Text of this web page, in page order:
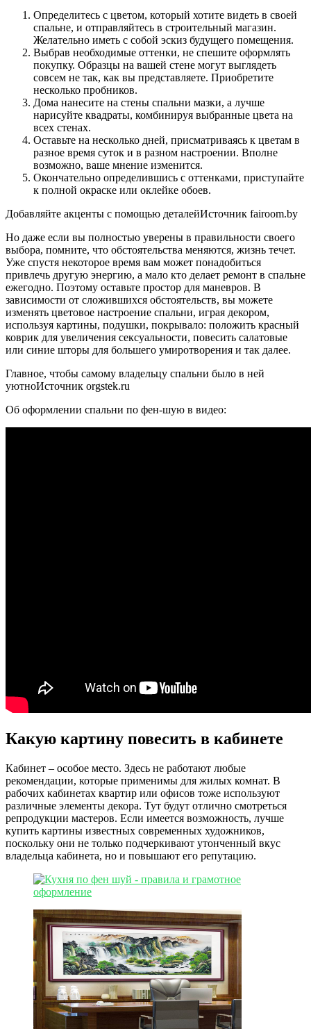
Определитесь с цветом, который хотите видеть в своей
спальне, и отправляйтесь в строительный магазин.
Желательно иметь с собой эскиз будущего помещения.
Выбрав необходимые оттенки, не спешите оформлять
покупку. Образцы на вашей стене могут выглядеть
совсем не так, как вы представляете. Приобретите
несколько пробников.
Дома нанесите на стены спальни мазки, а лучше
нарисуйте квадраты, комбинируя выбранные цвета на
всех стенах.
Оставьте на несколько дней, присматриваясь к цветам в
разное время суток и в разном настроении. Вполне
возможно, ваше мнение изменится.
Окончательно определившись с оттенками, приступайте
к полной окраске или оклейке обоев.
Добавляйте акценты с помощью деталейИсточник fairoom.by
Но даже если вы полностью уверены в правильности своего
выбора, помните, что обстоятельства меняются, жизнь течет.
Уже спустя некоторое время вам может понадобиться
привлечь другую энергию, а мало кто делает ремонт в спальне
ежегодно. Поэтому оставьте простор для маневров. В
зависимости от сложившихся обстоятельств, вы можете
изменять цветовое настроение спальни, играя декором,
используя картины, подушки, покрывало: положить красный
коврик для увеличения сексуальности, повесить салатовые
или синие шторы для большего умиротворения и так далее.
Главное, чтобы самому владельцу спальни было в ней
уютноИсточник orgstek.ru
Об оформлении спальни по фен-шую в видео:
Какую картину повесить в кабинете
Кабинет – особое место. Здесь не работают любые
рекомендации, которые применимы для жилых комнат. В
рабочих кабинетах квартир или офисов тоже используют
различные элементы декора. Тут будут отлично смотреться
репродукции мастеров. Если имеется возможность, лучше
купить картины известных современных художников,
поскольку они не только подчеркивают утонченный вкус
владельца кабинета, но и повышают его репутацию.